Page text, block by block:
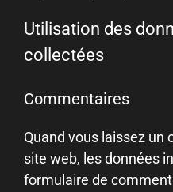
Utilisation des
collectées
Commentaires
Quand vous laissez un
site web, les données
formulaire de